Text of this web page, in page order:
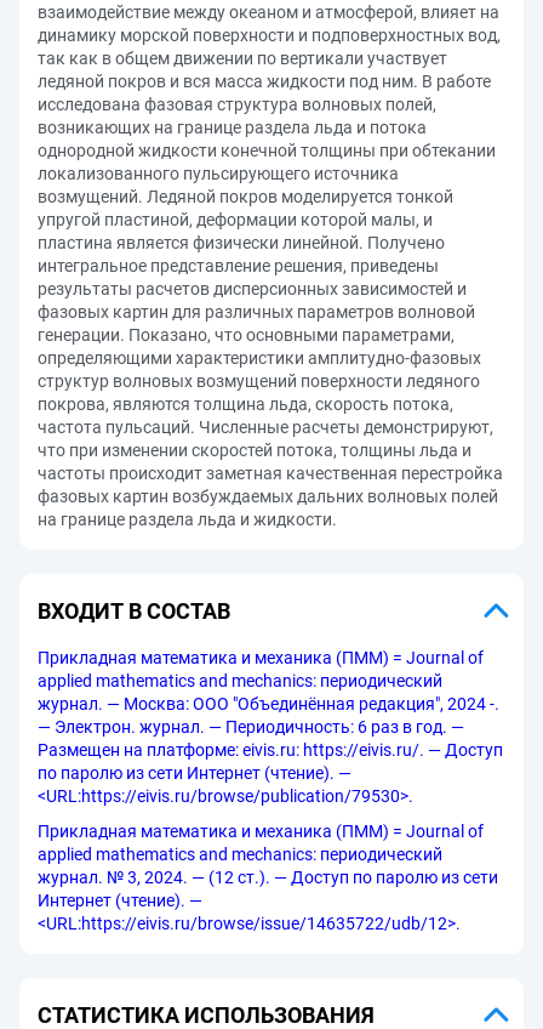
взаимодействие между океаном и атмосферой, влияет на
динамику морской поверхности и подповерхностных вод,
так как в общем движении по вертикали участвует
ледяной покров и вся масса жидкости под ним. В работе
исследована фазовая структура волновых полей,
возникающих на границе раздела льда и потока
однородной жидкости конечной толщины при обтекании
локализованного пульсирующего источника
возмущений. Ледяной покров моделируется тонкой
упругой пластиной, деформации которой малы, и
пластина является физически линейной. Получено
интегральное представление решения, приведены
результаты расчетов дисперсионных зависимостей и
фазовых картин для различных параметров волновой
генерации. Показано, что основными параметрами,
определяющими характеристики амплитудно-фазовых
структур волновых возмущений поверхности ледяного
покрова, являются толщина льда, скорость потока,
частота пульсаций. Численные расчеты демонстрируют,
что при изменении скоростей потока, толщины льда и
частоты происходит заметная качественная перестройка
фазовых картин возбуждаемых дальних волновых полей
на границе раздела льда и жидкости.
ВХОДИТ В СОСТАВ
Прикладная математика и механика (ПММ) = Journal of
applied mathematics and mechanics: периодический
журнал. — Москва: ООО "Объединённая редакция", 2024 -.
— Электрон. журнал. — Периодичность: 6 раз в год. —
Размещен на платформе: eivis.ru: https://eivis.ru/. — Доступ
по паролю из сети Интернет (чтение). —
<URL:https://eivis.ru/browse/publication/79530>.
Прикладная математика и механика (ПММ) = Journal of
applied mathematics and mechanics: периодический
журнал. № 3, 2024. — (12 ст.). — Доступ по паролю из сети
Интернет (чтение). —
<URL:https://eivis.ru/browse/issue/14635722/udb/12>.
СТАТИСТИКА ИСПОЛЬЗОВАНИЯ